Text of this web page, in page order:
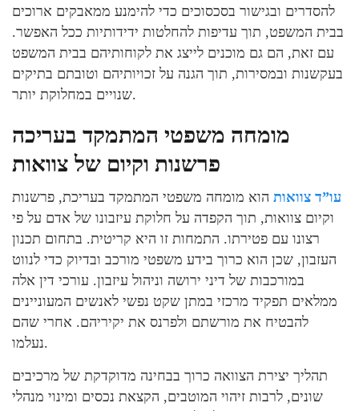
להסדרים ובגישור בסכסוכים כדי להימנע ממאבקים ארוכים
בבית המשפט, תוך עדיפות להחלטות ידידותיות ככל האפשר.
עם זאת, הם גם מוכנים לייצג את לקוחותיהם בבית המשפט
בעקשנות ובמסירות, תוך הגנה על זכויותיהם וטובתם בתיקים
שנויים במחלוקת יותר.
מומחה משפטי המתמקד בעריכה
פרשנות וקיום של צוואות
עו”ד צוואות הוא מומחה משפטי המתמקד בעריכת, פרשנות
וקיום צוואות, תוך הקפדה על חלוקת עיזבונו של אדם על פי
רצונו עם פטירתו. התמחות זו היא קריטית. בתחום תכנון
העזבון, שכן הוא כרוך בידע משפטי מורכב ובדיוק כדי לנווט
במורכבות של דיני ירושה וניהול עיזבון. עורכי דין אלה
ממלאים תפקיד מרכזי במתן שקט נפשי לאנשים המעוניינים
להבטיח את מורשתם ולפרנס את יקיריהם. אחרי שהם
נעלמו.
תהליך יצירת הצוואה כרוך בבחינה מדוקדקת של מרכיבים
שונים, לרבות זיהוי המוטבים, הקצאת נכסים ומינוי מנהלי